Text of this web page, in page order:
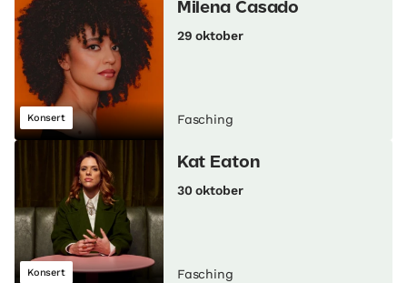
Konsert
Milena Casado
29 oktober
Fasching
Konsert
Kat Eaton
30 oktober
Fasching